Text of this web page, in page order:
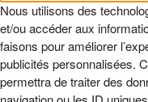
Nous utilisons des
et/ou accéder aux
faisons pour améliorer
publicités personnalisées.
permettra de traiter des